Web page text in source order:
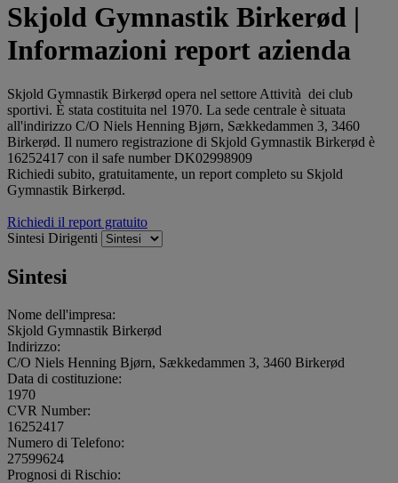
Skjold Gymnastik Birkerød |
Informazioni report azienda
Skjold Gymnastik Birkerød opera nel settore Attività dei club
sportivi. È stata costituita nel 1970. La sede centrale è situata
all'indirizzo C/O Niels Henning Bjørn, Sækkedammen 3, 3460
Birkerød. Il numero registrazione di Skjold Gymnastik Birkerød è
16252417 con il safe number DK02998909
Richiedi subito, gratuitamente, un report completo su Skjold
Gymnastik Birkerød.
Richiedi il report gratuito
Sintesi Dirigenti
Sintesi
Nome dell'impresa:
Skjold Gymnastik Birkerød
Indirizzo:
C/O Niels Henning Bjørn, Sækkedammen 3, 3460 Birkerød
Data di costituzione:
1970
CVR Number:
16252417
Numero di Telefono:
27599624
Prognosi di Rischio: